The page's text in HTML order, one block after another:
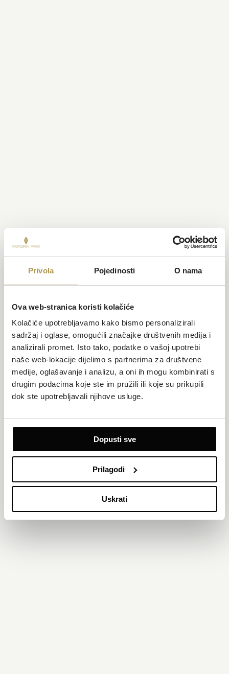
Privola Pojedinosti O nama
Ova web-stranica koristi kolačiće
Kolačiće upotrebljavamo kako bismo personalizirali
sadržaj i oglase, omogućili značajke društvenih medija i
analizirali promet. Isto tako, podatke o vašoj upotrebi
naše web-lokacije dijelimo s partnerima za društvene
medije, oglašavanje i analizu, a oni ih mogu kombinirati s
drugim podacima koje ste im pružili ili koje su prikupili
dok ste upotrebljavali njihove usluge.
Dopusti sve
Prilagodi
Uskrati